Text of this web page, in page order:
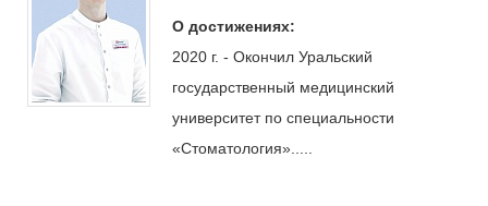
О достижениях:
2020 г. - Окончил Уральский
государственный медицинский
университет по специальности
«Стоматология».....